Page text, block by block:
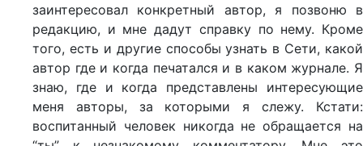
заинтересовал конкретный автор, я позвоню в
редакцию, и мне дадут справку по нему. Кроме
того, есть и другие способы узнать в Сети, какой
автор где и когда печатался и в каком журнале. Я
знаю, где и когда представлены интересующие
меня авторы, за которыми я слежу. Кстати:
воспитанный человек никогда не обращается на